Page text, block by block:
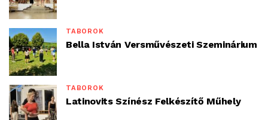
TÁBOROK
Bella István Versművészeti Szeminárium
TÁBOROK
Latinovits Színész Felkészítő Műhely